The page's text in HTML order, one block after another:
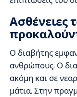
Ασθένειες
Ο διαβήτης
ανθρώπους. Ο
ακόμη και σε
μάτια. Στην